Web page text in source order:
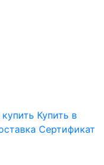
Купить в
Сертификат